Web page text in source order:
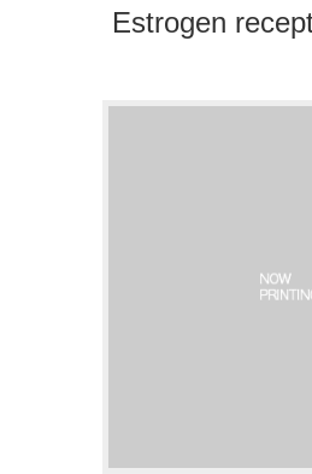
Estrogen